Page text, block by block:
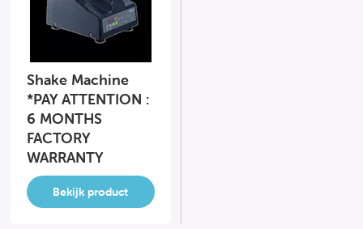
Shake Machine
*PAY ATTENTION :
6 MONTHS
FACTORY
WARRANTY
Bekijk product